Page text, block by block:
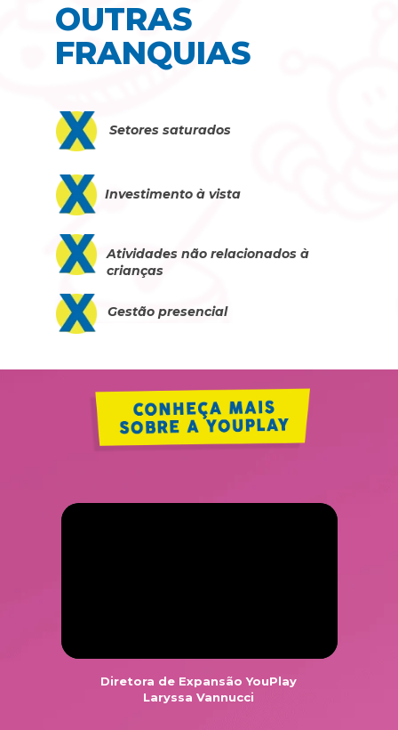
OUTRAS
FRANQUIAS
Setores saturados
Investimento à vista
Atividades não relacionados à
crianças
Gestão presencial
Diretora de Expansão YouPlay
Laryssa Vannucci